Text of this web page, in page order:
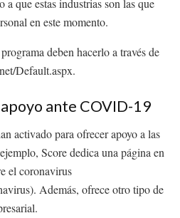
que estas industrias son las que
en este momento.
deben hacerlo a través de
Default.aspx.
ante COVID-19
activado para ofrecer apoyo a las
Score dedica una página en
el coronavirus
Además, ofrece otro tipo de